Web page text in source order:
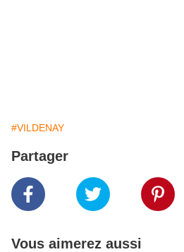
#VILDENAY
Partager
Vous aimerez aussi